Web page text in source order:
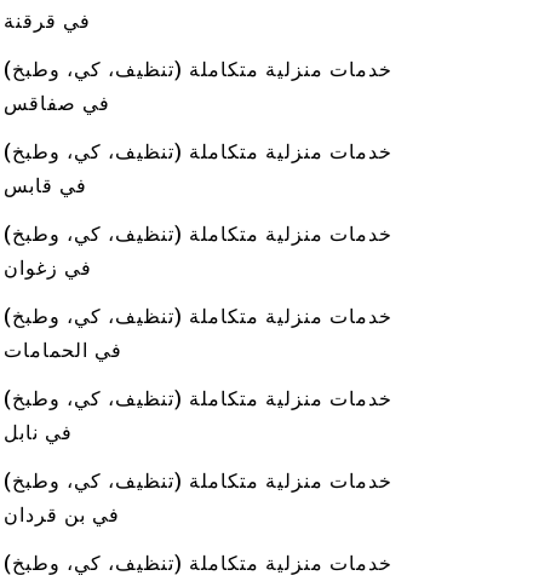
في قرقنة
خدمات منزلية متكاملة (تنظيف، كي، وطبخ)
في صفاقس
خدمات منزلية متكاملة (تنظيف، كي، وطبخ)
في قابس
خدمات منزلية متكاملة (تنظيف، كي، وطبخ)
في زغوان
خدمات منزلية متكاملة (تنظيف، كي، وطبخ)
في الحمامات
خدمات منزلية متكاملة (تنظيف، كي، وطبخ)
في نابل
خدمات منزلية متكاملة (تنظيف، كي، وطبخ)
في بن قردان
خدمات منزلية متكاملة (تنظيف، كي، وطبخ)